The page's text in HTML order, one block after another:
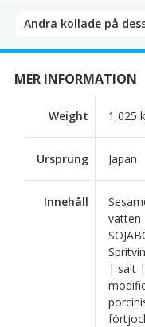
Andra kollade på
MER INFORMATION
Weight 1,025
Ursprung Japan
Innehåll
vatten
| salt |